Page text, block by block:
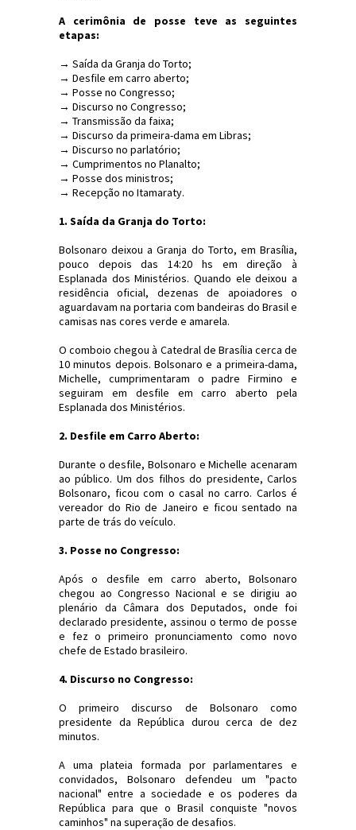
A cerimônia de posse teve as seguintes
etapas:
→ Saída da Granja do Torto;
→ Desfile em carro aberto;
→ Posse no Congresso;
→ Discurso no Congresso;
→ Transmissão da faixa;
→ Discurso da primeira-dama em Libras;
→ Discurso no parlatório;
→ Cumprimentos no Planalto;
→ Posse dos ministros;
→ Recepção no Itamaraty.
1. Saída da Granja do Torto:
Bolsonaro deixou a Granja do Torto, em Brasília,
pouco depois das 14:20 hs em direção à
Esplanada dos Ministérios. Quando ele deixou a
residência oficial, dezenas de apoiadores o
aguardavam na portaria com bandeiras do Brasil e
camisas nas cores verde e amarela.
O comboio chegou à Catedral de Brasília cerca de
10 minutos depois. Bolsonaro e a primeira-dama,
Michelle, cumprimentaram o padre Firmino e
seguiram em desfile em carro aberto pela
Esplanada dos Ministérios.
2. Desfile em Carro Aberto:
Durante o desfile, Bolsonaro e Michelle acenaram
ao público. Um dos filhos do presidente, Carlos
Bolsonaro, ficou com o casal no carro. Carlos é
vereador do Rio de Janeiro e ficou sentado na
parte de trás do veículo.
3. Posse no Congresso:
Após o desfile em carro aberto, Bolsonaro
chegou ao Congresso Nacional e se dirigiu ao
plenário da Câmara dos Deputados, onde foi
declarado presidente, assinou o termo de posse
e fez o primeiro pronunciamento como novo
chefe de Estado brasileiro.
4. Discurso no Congresso:
O primeiro discurso de Bolsonaro como
presidente da República durou cerca de dez
minutos.
A uma plateia formada por parlamentares e
convidados, Bolsonaro defendeu um "pacto
nacional" entre a sociedade e os poderes da
República para que o Brasil conquiste "novos
caminhos" na superação de desafios.